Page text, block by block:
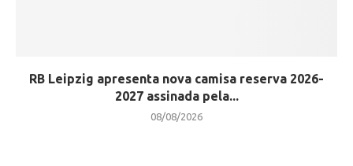
RB Leipzig apresenta nova camisa reserva 2026-
2027 assinada pela...
08/08/2026